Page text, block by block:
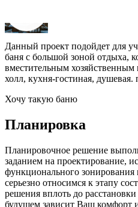
Данный проект подойдет для
баня с большой зоной отдыха,
вместительным
холл, кухня-гостиная, душевая.
Хочу такую баню
Планировка
Планировочное решение
заданием на проектирование,
функционального
серьезно относимся к этапу
решения вплоть до расстановки
будущем зависит Ваш комфорт